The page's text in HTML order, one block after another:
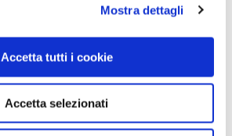
Mostra dettagli
Accetta tutti i cookie
Accetta selezionati